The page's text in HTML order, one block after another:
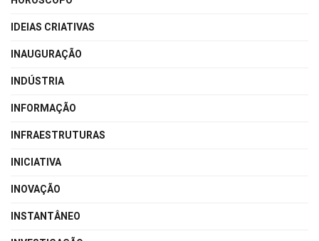
IDEIAS CRIATIVAS
INAUGURAÇÃO
INDÚSTRIA
INFORMAÇÃO
INFRAESTRUTURAS
INICIATIVA
INOVAÇÃO
INSTANTÂNEO